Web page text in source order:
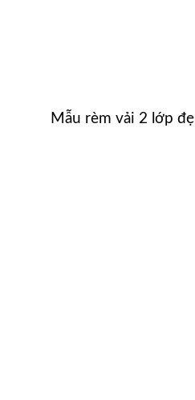
Mẫu rèm vải 2 lớp